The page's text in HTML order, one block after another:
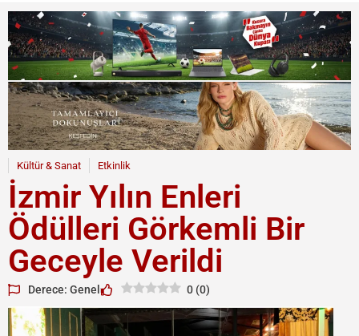
Kültür & Sanat Etkinlik
İzmir Yılın Enleri
Ödülleri Görkemli Bir
Geceyle Verildi
Derece: Genel 0 (0)